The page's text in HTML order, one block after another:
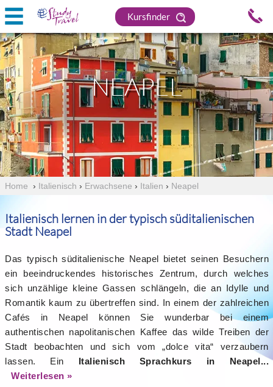
Kursfinder
NEAPEL
Home › Italienisch › Erwachsene › Italien › Neapel
Italienisch lernen in der typisch süditalienischen
Stadt Neapel
Das typisch süditalienische Neapel bietet seinen Besuchern
ein beeindruckendes historisches Zentrum, durch welches
sich unzählige kleine Gassen schlängeln, die an Idylle und
Romantik kaum zu übertreffen sind. In einem der zahlreichen
Cafés in Neapel können Sie wunderbar bei einem
authentischen napolitanischen Kaffee das wilde Treiben der
Stadt beobachten und sich vom „dolce vita“ verzaubern
lassen. Ein Italienisch Sprachkurs in Neapel...
Weiterlesen »